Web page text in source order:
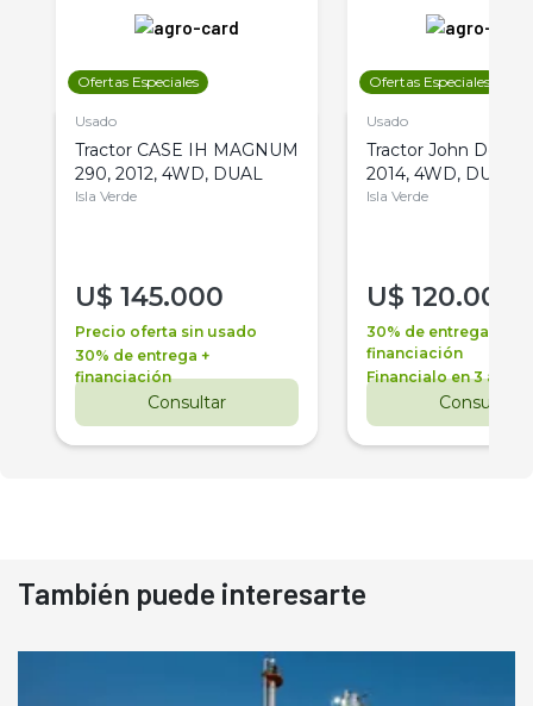
Ofertas Especiales
Usado
Tractor CASE IH MAGNUM
290, 2012, 4WD, DUAL
Isla Verde
U$ 145.000
Precio oferta sin usado
30% de entrega +
financiación
Consultar
Ofertas Especiales
Usado
Tractor John Deere
2014, 4WD, DUAL
Isla Verde
U$ 120.000
30% de entrega +
financiación
Financialo en 3 años
Consultar
También puede interesarte